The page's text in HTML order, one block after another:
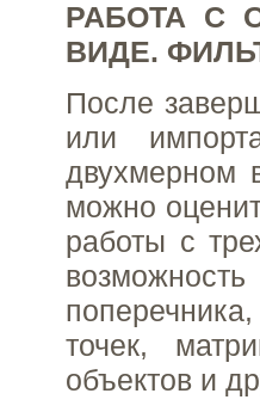
РАБОТА С
ВИДЕ.
После
или
двухмерном
можно
работы с
точек,
объектов и